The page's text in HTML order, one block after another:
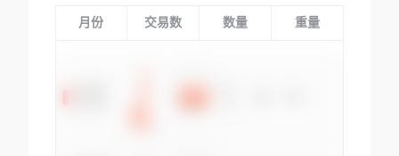
月份 交易数 数量 重量